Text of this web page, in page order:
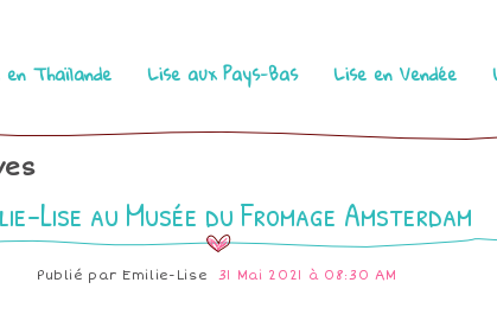
Thaïlande Lise aux Pays-Bas Lise en Vendée
Lise au Musée du Fromage Amsterdam
Publié par Emilie-Lise 31 Mai 2021 à 08:30 AM